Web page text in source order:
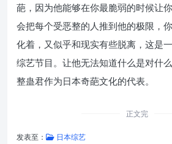
葩，因为他能够在你最脆弱的时候让
会把每个受恶整的人推到他的极限，
化着，又似乎和现实有些脱离，这是
综艺节目。让他无法知道什么是对什
整蛊君作为日本奇葩文化的代表。
正文完
发表至： 日本综艺